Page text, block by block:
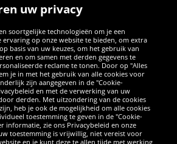
TwitterYouTube
uw privacy
soortgelijke technologieën om je een
op onze website te bieden, om extra
basis van uw keuzes, om het gebruik van
en om samen met derden gegevens te
reclame te tonen. Door op "Alles
je in met het gebruik van alle cookies voor
zijn aangegeven in de "Cookie-
en met de verwerking van uw
derden. Met uitzondering van de cookies
heb je ook de mogelijkheid om alle cookies
toestemming te geven in de "Cookie-
informatie, zie ons Privacybeleid en onze
toestemming is vrijwillig, niet vereist voor
en je kunt deze te allen tijde met werking